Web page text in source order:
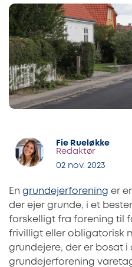
Fie Rueløkke
Redaktør
02 nov. 2023
En grundejerforening er
der ejer grunde, i et
forskelligt fra forening til
frivilligt eller obligatorisk
grundejere, der er bosat i
grundejerforening